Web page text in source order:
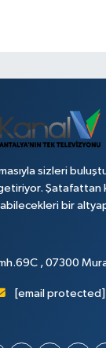
sizleri
Şatafattan
bir
, 07300
[email protected]